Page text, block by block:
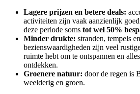
Lagere prijzen en betere deals:
activiteiten zijn vaak aanzienlijk
deze periode soms tot wel 50%
Minder drukte: stranden, tempels
bezienswaardigheden zijn veel
ruimte hebt om te ontspannen en
ontdekken.
Groenere natuur: door de regen is
weelderig en groen.